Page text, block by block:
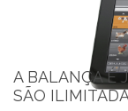
A BALANÇA É
SÃO